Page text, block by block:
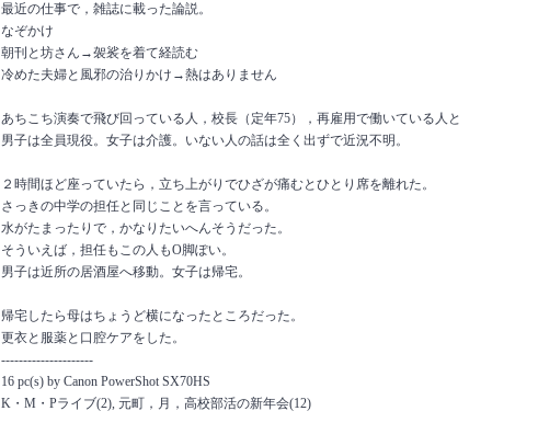
最近の仕事で，雑誌に載った論説。
なぞかけ
朝刊と坊さん→袈裟を着て経読む
冷めた夫婦と風邪の治りかけ→熱はありません
あちこち演奏で飛び回っている人，校長（定年75），再雇用で働いている人と
男子は全員現役。女子は介護。いない人の話は全く出ずで近況不明。
２時間ほど座っていたら，立ち上がりでひざが痛むとひとり席を離れた。
さっきの中学の担任と同じことを言っている。
水がたまったりで，かなりたいへんそうだった。
そういえば，担任もこの人もО脚ぽい。
男子は近所の居酒屋へ移動。女子は帰宅。
帰宅したら母はちょうど横になったところだった。
更衣と服薬と口腔ケアをした。
---------------------
16 pc(s) by Canon PowerShot SX70HS
K・M・Pライブ(2), 元町，月，高校部活の新年会(12)